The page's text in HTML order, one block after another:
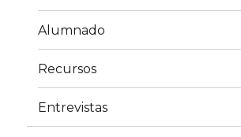
Alumnado
Recursos
Entrevistas